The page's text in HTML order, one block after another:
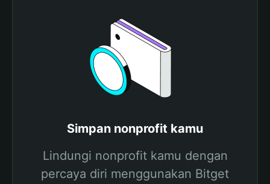
Simpan nonprofit kamu
Lindungi nonprofit kamu dengan
percaya diri menggunakan Bitget